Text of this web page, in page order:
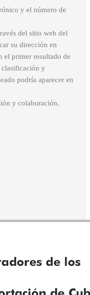
y el número de
del sitio web del
su dirección en
el primer resultado de
clasificación y
podría aparecer en
y colaboración.